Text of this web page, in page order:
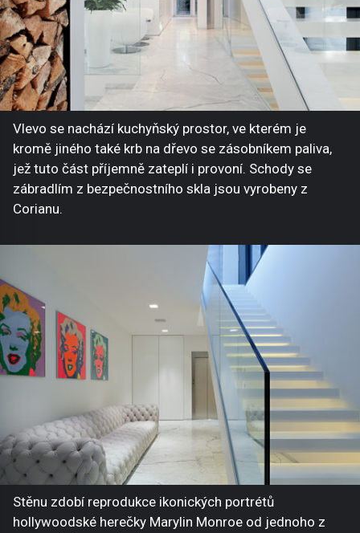
Vlevo se nachází kuchyňský prostor, ve kterém je
kromě jiného také krb na dřevo se zásobníkem paliva,
jež tuto část příjemně zateplí i provoní. Schody se
zábradlím z bezpečnostního skla jsou vyrobeny z
Corianu.
Stěnu zdobí reprodukce ikonických portrétů
hollywoodské herečky Marylin Monroe od jednoho z